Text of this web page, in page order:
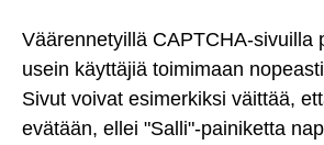
Väärennetyillä CAPTCHA-sivuilla
usein käyttäjiä toimimaan
Sivut voivat esimerkiksi väittää,
evätään, ellei "Salli"-painiketta